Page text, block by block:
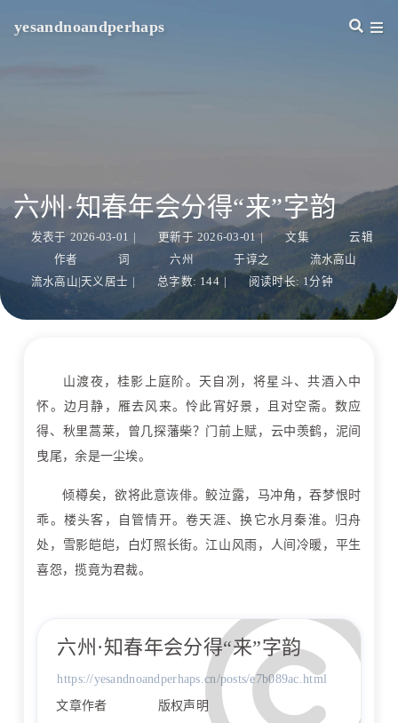
yesandnoandperhaps
六州·知春年会分得“来”字韵
发表于 2026-03-01 更新于 2026-03-01 | 文集
云辑
作者
词 六州 于谆之
流水高山
流水高山|天义居士
总字数: 144 阅读时长: 1分钟
山渡夜，桂影上庭阶。天自冽，将星斗、共酒入中
怀。边月静，雁去风来。怜此宵好景，且对空斋。数应
得、秋里蒿莱，曾几探藩柴？门前上赋，云中羡鹤，泥间
曳尾，余是一尘埃。
倾樽矣，欲将此意诙俳。鲛泣露，马冲角，吞梦恨时
乖。楼头客，自管情开。卷天涯、换它水月秦淮。归舟
处，雪影皑皑，白灯照长街。江山风雨，人间冷暖，平生
喜怨，揽竟为君裁。
六州·知春年会分得“来”字韵
https://yesandnoandperhaps.cn/posts/e7b089ac.html
文章作者
版权声明